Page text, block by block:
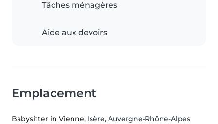
Tâches ménagères
Aide aux devoirs
Emplacement
Babysitter in Vienne, Isère, Auvergne-Rhône-Alpes